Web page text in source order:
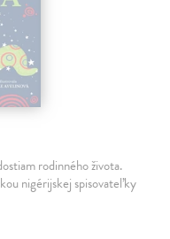
rodinného života.
nigérijskej spisovateľky